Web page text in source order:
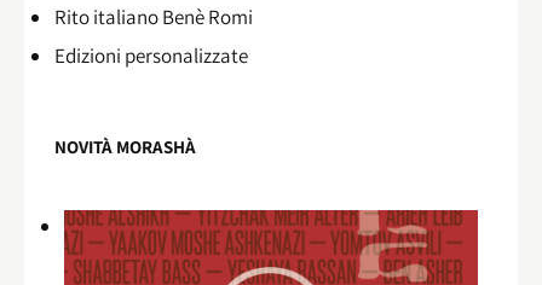
Rito italiano Benè Romi​
Edizioni personalizzate
NOVITÀ MORASHÀ